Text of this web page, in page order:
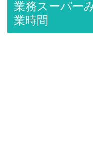
業務スーパー
業時間